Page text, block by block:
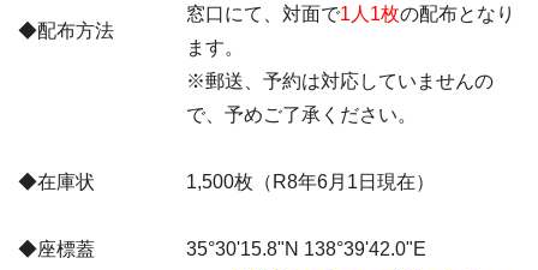
◆配布方法
窓口にて、対面で1人1枚の配布となり
ます。
※郵送、予約は対応していませんの
で、予めご了承ください。
◆在庫状 1,500枚（R8年6月1日現在）
◆座標蓋
35°30'15.8"N 138°39'42.0"E